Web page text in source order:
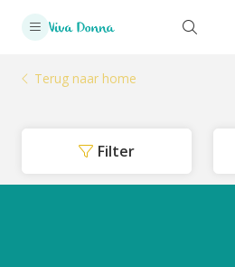
Terug naar home
Filter